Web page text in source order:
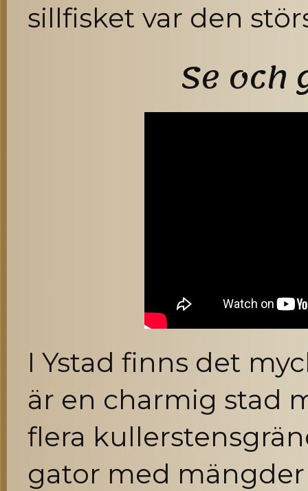
sillfisket var den
Se och
I Ystad finns det
är en charmig stad
flera
gator med